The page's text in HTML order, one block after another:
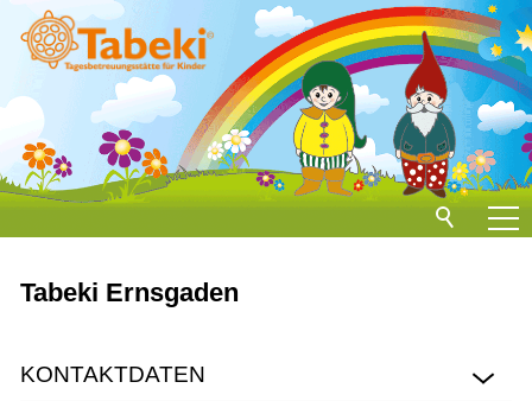
Standorte
EICHSTÄTT
Tabeki Ernsgaden
KONTAKTDATEN